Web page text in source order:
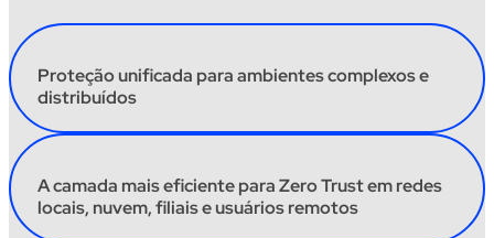
Proteção unificada para ambientes complexos e
distribuídos
A camada mais eficiente para Zero Trust em redes
locais, nuvem, filiais e usuários remotos